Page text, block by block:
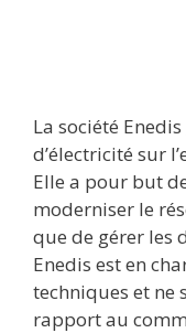
La société
d’électricité sur
Elle a pour but
moderniser le
que de gérer les
Enedis est en
techniques et ne
rapport au